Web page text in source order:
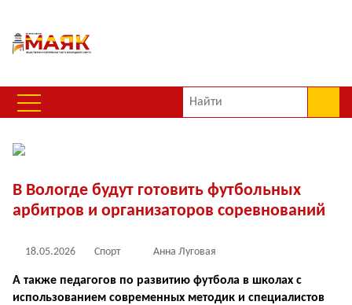
В Вологде будут готовить футбольных
арбитров и организаторов соревнований
18.05.2026 Спорт Анна Луговая
А также педагогов по развитию футбола в школах с
использованием современных методик и специалистов